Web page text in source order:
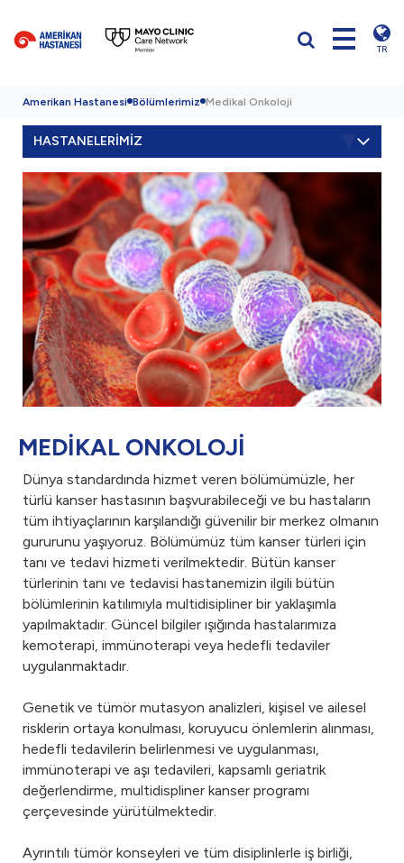
TR
Amerikan Hastanesi Bölümlerimiz Medikal Onkoloji
HASTANELERİMİZ
MEDİKAL ONKOLOJİ
Dünya standardında hizmet veren bölümümüzle, her
türlü kanser hastasının başvurabileceği ve bu hastaların
tüm ihtiyaçlarının karşılandığı güvenilir bir merkez olmanın
gururunu yaşıyoruz. Bölümümüz tüm kanser türleri için
tanı ve tedavi hizmeti verilmektedir. Bütün kanser
türlerinin tanı ve tedavisi hastanemizin ilgili bütün
bölümlerinin katılımıyla multidisipliner bir yaklaşımla
yapılmaktadır. Güncel bilgiler ışığında hastalarımıza
kemoterapi, immünoterapi veya hedefli tedaviler
uygulanmaktadır.
Genetik ve tümör mutasyon analizleri, kişisel ve ailesel
risklerin ortaya konulması, koruyucu önlemlerin alınması,
hedefli tedavilerin belirlenmesi ve uygulanması,
immünoterapi ve aşı tedavileri, kapsamlı geriatrik
değerlendirme, multidispliner kanser programı
çerçevesinde yürütülmektedir.
Ayrıntılı tümör konseyleri ve tüm disiplinlerle iş birliği,